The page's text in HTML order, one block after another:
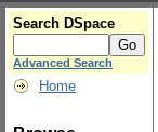
Search DSpace
Advanced Search
Home